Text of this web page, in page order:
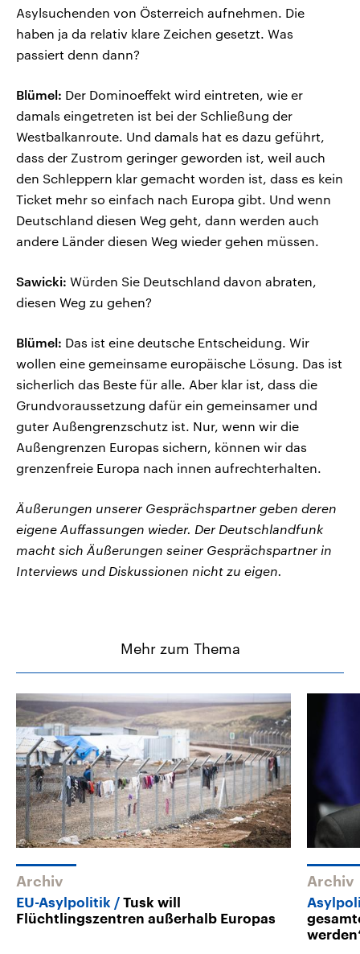
Asylsuchenden von Österreich aufnehmen. Die
haben ja da relativ klare Zeichen gesetzt. Was
passiert denn dann?
Blümel: Der Dominoeffekt wird eintreten, wie er
damals eingetreten ist bei der Schließung der
Westbalkanroute. Und damals hat es dazu geführt,
dass der Zustrom geringer geworden ist, weil auch
den Schleppern klar gemacht worden ist, dass es kein
Ticket mehr so einfach nach Europa gibt. Und wenn
Deutschland diesen Weg geht, dann werden auch
andere Länder diesen Weg wieder gehen müssen.
Sawicki: Würden Sie Deutschland davon abraten,
diesen Weg zu gehen?
Blümel: Das ist eine deutsche Entscheidung. Wir
wollen eine gemeinsame europäische Lösung. Das ist
sicherlich das Beste für alle. Aber klar ist, dass die
Grundvoraussetzung dafür ein gemeinsamer und
guter Außengrenzschutz ist. Nur, wenn wir die
Außengrenzen Europas sichern, können wir das
grenzenfreie Europa nach innen aufrechterhalten.
Äußerungen unserer Gesprächspartner geben deren
eigene Auffassungen wieder. Der Deutschlandfunk
macht sich Äußerungen seiner Gesprächspartner in
Interviews und Diskussionen nicht zu eigen.
Mehr zum Thema
Archiv
EU-Asylpolitik
Tusk will
Flüchtlingszentren außerhalb Europas
Archiv